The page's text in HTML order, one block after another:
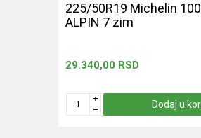
225/50R19 Michelin
ALPIN 7 zim
29.340,00 RSD
Dodaj u